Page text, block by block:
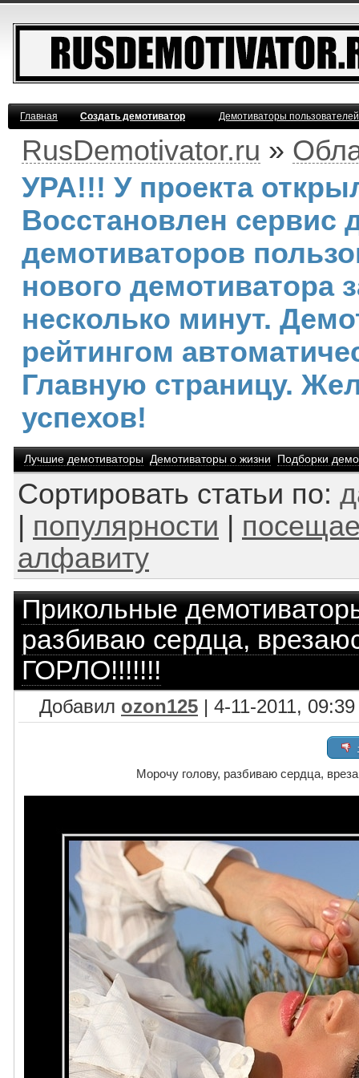
Главная Создать демотиватор Демотиваторы
RusDemotivator.ru »
УРА!!! У проекта
Восстановлен сервис
демотиваторов
нового демотиватора
несколько минут.
рейтингом
Главную страницу.
успехов!
Лучшие демотиваторы Демотиваторы о жизни Подборки
Сортировать статьи по:
популярности
алфавиту
Прикольные
разбиваю сердца,
ГОРЛО!!!!!!!
Добавил ozon125 | 4-11-2011, 09:39
Морочу голову, разбиваю сердца,